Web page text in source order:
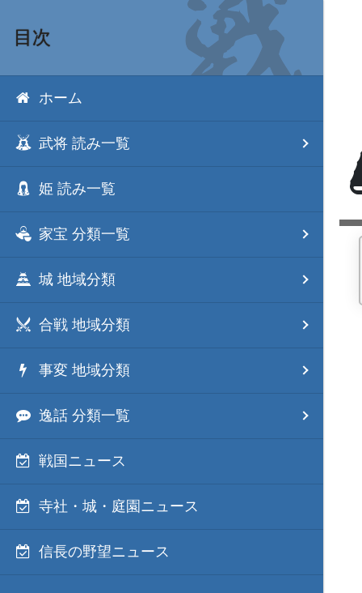
目次
ホーム
武将 読み一覧
姫 読み一覧
家宝 分類一覧
城 地域分類
合戦 地域分類
事変 地域分類
逸話 分類一覧
戦国ニュース
寺社・城・庭園ニュース
信長の野望ニュース